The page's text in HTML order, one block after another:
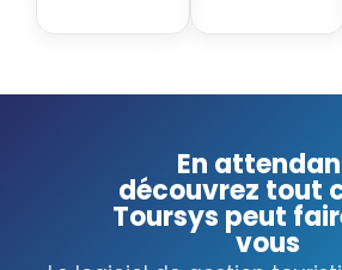
En
découvrez tout
Toursys peut
vous